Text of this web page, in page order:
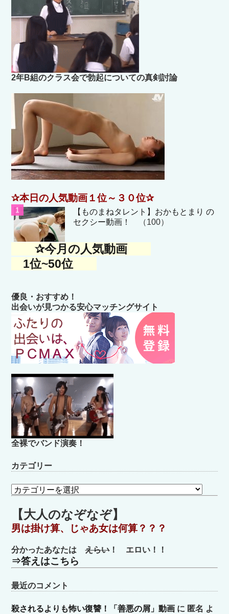
2年B組のクラス会で勃起についての真剣討論
✰本日の人気動画１位～３０位✰
【ものまねタレント】おかもとまり の
セクシー動画！
（100）
✰今月の人気動画
1位~50位
優良・おすすめ！
出会いが見つかる安心マッチングサイト
全裸でバンド演奏！
カテゴリー
カ
テ
ゴ
リ
ー
【大人のなぞなぞ】
男は掛け算、じゃあ女は何算？？？
分かったあなたはえらい！ エロい！！
⇒答えはこちら
最近のコメント
殺されるよりも怖い復讐！「善悪の屑」動画 に 匿名 よ